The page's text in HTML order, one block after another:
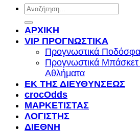
Αναζήτηση
για:
ΑΡΧΙΚΗ
VIP ΠΡΟΓΝΩΣΤΙΚΑ
Προγνωστικά
Προγνωστικά Μπάσκετ
Αθλήματα
ΕΚ ΤΗΣ ΔΙΕΥΘΥΝΣΕΩΣ
crocOdds
ΜΑΡΚΕΤΙΣΤΑΣ
ΛΟΓΙΣΤΗΣ
ΔΙΕΘΝΗ